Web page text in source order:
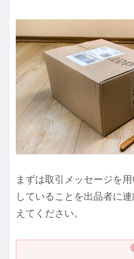
まずは取引メッセージを
していることを出品者に
えてください。